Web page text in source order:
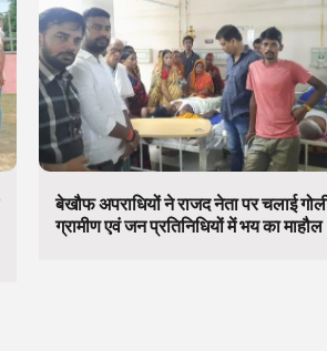
बेखौफ अपराधियों ने राजद नेता पर चलाई
ग्रामीण एवं जन प्रतिनिधियों में भय का माहौल